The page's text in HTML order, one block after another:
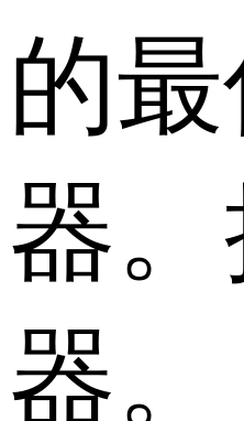
的
器
器。